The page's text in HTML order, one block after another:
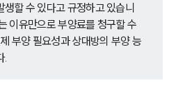
할 수 있다고 규정하고 있습니
이유만으로 부양료를 청구할 수
부양 필요성과 상대방의 부양 능
.